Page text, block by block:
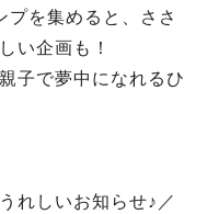
プを集めると、ささ
い企画も！
子で夢中になれるひ
れしいお知らせ♪／